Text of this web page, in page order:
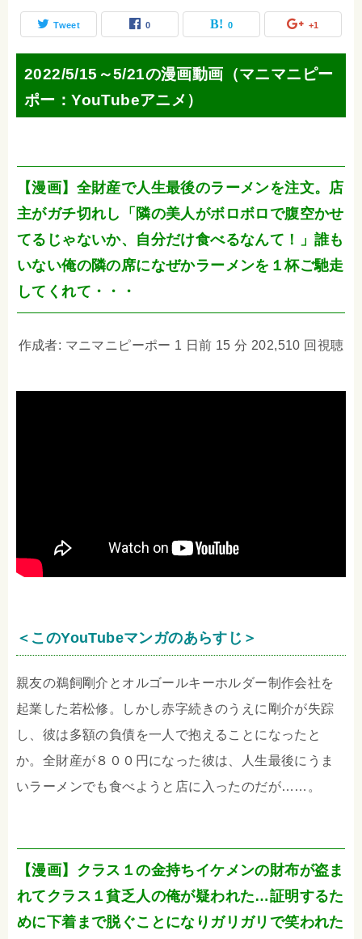
Tweet 0 0 +1
2022/5/15～5/21の漫画動画（マニマニピー
ポー：YouTubeアニメ）
【漫画】全財産で人生最後のラーメンを注文。店
主がガチ切れし「隣の美人がボロボロで腹空かせ
てるじゃないか、自分だけ食べるなんて！」誰も
いない俺の隣の席になぜかラーメンを１杯ご馳走
してくれて・・・
作成者: マニマニピーポー 1 日前 15 分 202,510 回視聴
＜このYouTubeマンガのあらすじ＞
親友の鵜飼剛介とオルゴールキーホルダー制作会社を
起業した若松修。しかし赤字続きのうえに剛介が失踪
し、彼は多額の負債を一人で抱えることになったと
か。全財産が８００円になった彼は、人生最後にうま
いラーメンでも食べようと店に入ったのだが……。
【漫画】クラス１の金持ちイケメンの財布が盗ま
れてクラス１貧乏人の俺が疑われた…証明するた
めに下着まで脱ぐことになりガリガリで笑われた